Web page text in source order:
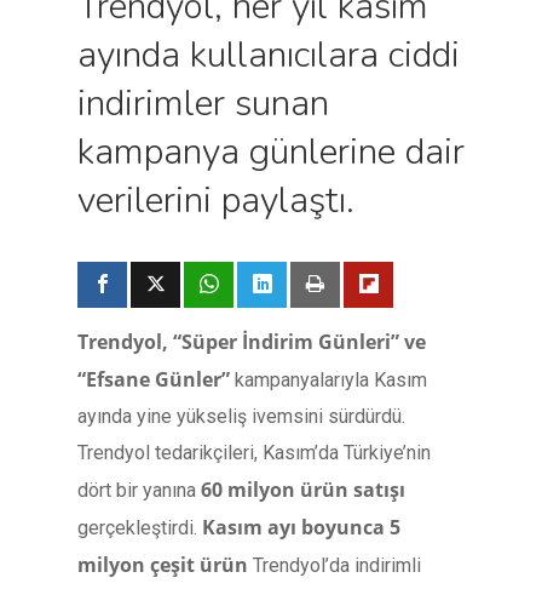
ayında kullanıcılara ciddi
indirimler sunan
kampanya günlerine dair
verilerini paylaştı.
Trendyol, “Süper İndirim Günleri” ve
“Efsane Günler” kampanyalarıyla Kasım
ayında yine yükseliş ivemsini sürdürdü.
Trendyol tedarikçileri, Kasım’da Türkiye’nin
dört bir yanına 60 milyon ürün satışı
gerçekleştirdi. Kasım ayı boyunca 5
milyon çeşit ürün Trendyol’da indirimli